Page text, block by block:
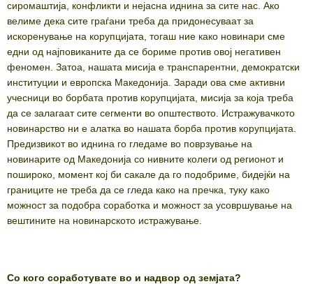
сиромаштија, конфликти и нејасна иднина за сите нас. Ако
велиме дека сите граѓани треба да придонесуваат за
искоренување на корупцијата, тогаш ние како новинари сме
едни од најповиканите да се бориме против овој негативен
феномен. Затоа, нашата мисија е транспарентни, демократски
институции и европска Македонија. Заради ова сме активни
учесници во борбата против корупцијата, мисија за која треба
да се залагаат сите сегменти во општеството. Истражувачкото
новинарство ни е алатка во нашата борба против корупцијата.
Предизвикот во иднина го гледаме во поврзување на
новинарите од Македонија со нивните колеги од регионот и
пошироко, момент кој би сакале да го подобриме, бидејќи на
границите не треба да се гледа како на пречка, туку како
можност за подобра соработка и можност за усовршување на
вештините на новинарското истражување.
Со кого соработувате во и надвор од земјата?